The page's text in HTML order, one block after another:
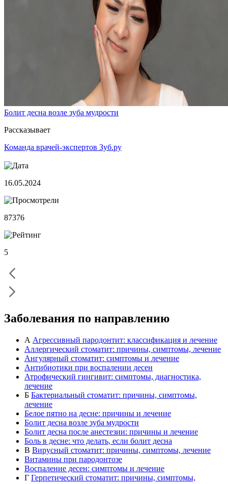
Болит десна возле зуба мудрости
Рассказывает
Команда врачей-экспертов Зуб.ру
16.05.2024
87376
5
Заболевания по направлению
А Агрессивный пародонтит: классификация и лечение
Аллергический стоматит: причины, симптомы, лечение
Ангулярный стоматит: симптомы и лечение
Антибиотики при воспалении десен
Атрофический гингивит: симптомы, диагностика,
лечение
Б Бактериальный стоматит: причины, симптомы,
лечение
Белое пятно на десне: причины и лечение
Болит десна возле зуба мудрости
Болит десна после анестезии: причины и лечение
Боль в десне: что делать, если болит десна
В Вирусный стоматит: причины, симптомы, лечение
Витамины при пародонтозе
Воспаление десен: симптомы и лечение
Г Герпетический стоматит: причины, симптомы,